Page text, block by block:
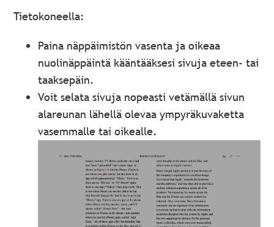
Tietokoneella:
Paina näppäimistön vasenta ja oikeaa
nuolinäppäintä kääntääksesi sivuja eteen- tai
taaksepäin.
Voit selata sivuja nopeasti vetämällä sivun
alareunan lähellä olevaa ympyräkuvaketta
vasemmalle tai oikealle.